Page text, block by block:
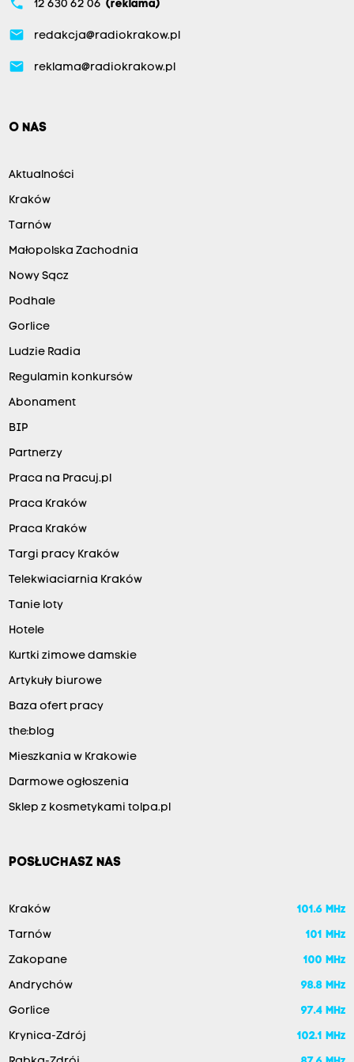
phone 12 630 62 06 (reklama)
email redakcja@radiokrakow.pl
email reklama@radiokrakow.pl
O NAS
Aktualności
Kraków
Tarnów
Małopolska Zachodnia
Nowy Sącz
Podhale
Gorlice
Ludzie Radia
Regulamin konkursów
Abonament
BIP
Partnerzy
Praca na Pracuj.pl
Praca Kraków
Praca Kraków
Targi pracy Kraków
Telekwiaciarnia Kraków
Tanie loty
Hotele
Kurtki zimowe damskie
Artykuły biurowe
Baza ofert pracy
the:blog
Mieszkania w Krakowie
Darmowe ogłoszenia
Sklep z kosmetykami tolpa.pl
POSŁUCHASZ NAS
Kraków 101.6 MHz
Tarnów 101 MHz
Zakopane 100 MHz
Andrychów 98.8 MHz
Gorlice 97.4 MHz
Krynica-Zdrój 102.1 MHz